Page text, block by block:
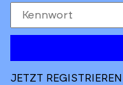
JETZT REGISTRIEREN